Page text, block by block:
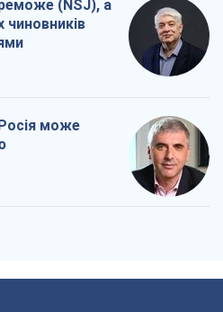
(NSJ), а
чиновників
може